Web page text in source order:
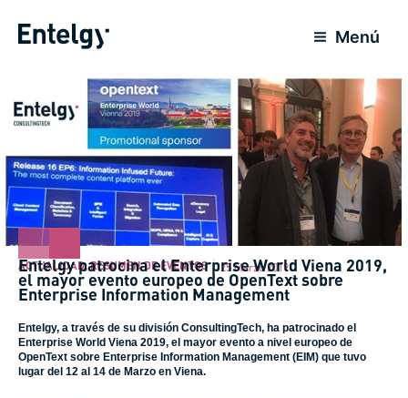
Menú
ACTUALIDAD,RESUMEN DE EVENTOS 25 Marzo 2019
Entelgy patrocina el Enterprise World Viena 2019,
el mayor evento europeo de OpenText sobre
Enterprise Information Management
Entelgy, a través de su división ConsultingTech, ha patrocinado el
Enterprise World Viena 2019, el mayor evento a nivel europeo de
OpenText sobre Enterprise Information Management (EIM) que tuvo
lugar del 12 al 14 de Marzo en Viena.